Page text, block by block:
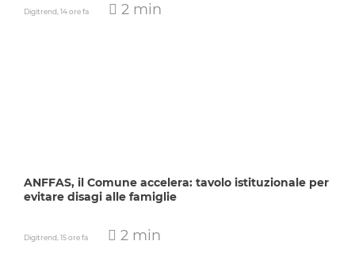
Digitrend,14 ore fa 2 min
ANFFAS, il Comune accelera: tavolo istituzionale per
evitare disagi alle famiglie
Digitrend,15 ore fa 2 min